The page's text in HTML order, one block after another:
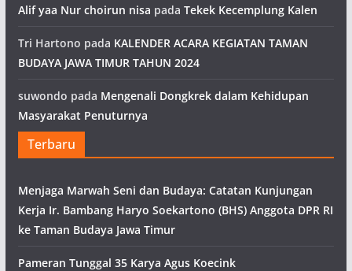
Alif yaa Nur choirun nisa pada Tekek Kecemplung Kalen
Tri Hartono pada KALENDER ACARA KEGIATAN TAMAN
BUDAYA JAWA TIMUR TAHUN 2024
suwondo pada Mengenali Dongkrek dalam Kehidupan
Masyarakat Penuturnya
Terbaru
Menjaga Marwah Seni dan Budaya: Catatan Kunjungan
Kerja Ir. Bambang Haryo Soekartono (BHS) Anggota DPR RI
ke Taman Budaya Jawa Timur
Pameran Tunggal 35 Karya Agus Koecink